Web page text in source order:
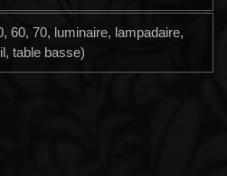
60, 70, luminaire, lampadaire,
table basse)